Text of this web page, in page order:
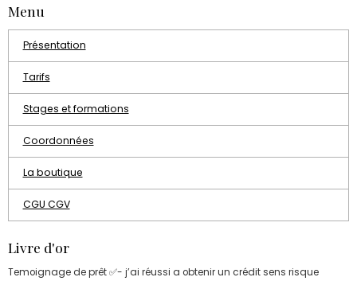
Menu
Présentation
Tarifs
Stages et formations
Coordonnées
La boutique
CGU CGV
Livre d'or
Temoignage de prêt ✅- j’ai réussi a obtenir un crédit sens risque